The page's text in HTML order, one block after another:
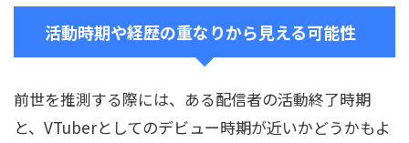
活動時期や経歴の重なりから見える可能性
前世を推測する際には、ある配信者の活動終了時期
と、VTuberとしてのデビュー時期が近いかどうかもよ